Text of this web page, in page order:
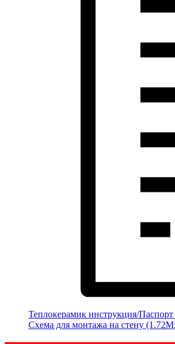
Теплокерамик инструкция/
Схема для монтажа на стену